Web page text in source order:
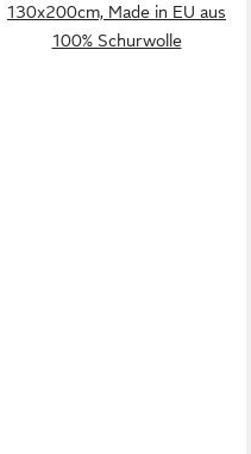
130x200cm, Made in EU aus
100% Schurwolle